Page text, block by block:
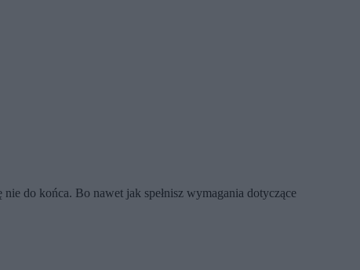
do końca. Bo nawet jak spełnisz wymagania dotyczące